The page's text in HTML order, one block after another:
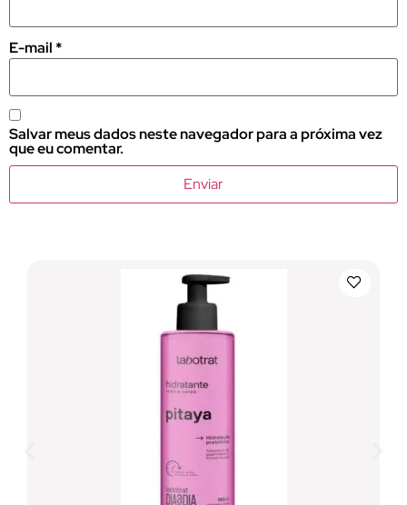
E-mail *
Salvar meus dados neste navegador para a próxima vez
que eu comentar.